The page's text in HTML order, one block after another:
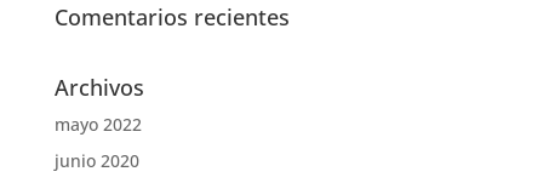
Comentarios recientes
Archivos
mayo 2022
junio 2020